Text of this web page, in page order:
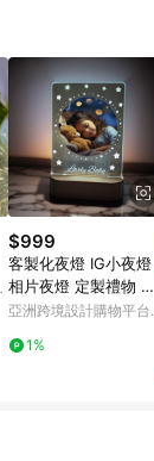
$999
客製化夜燈 IG小夜燈
相片夜燈 定製禮物 星
星小夜燈
亞洲跨境設計購物平台
1%